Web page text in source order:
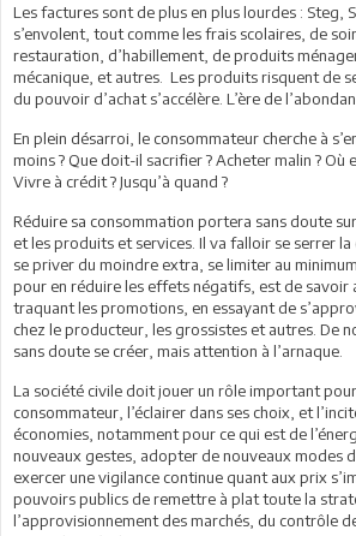
Les factures sont de plus en plus lourdes : Steg,
s’envolent, tout comme les frais scolaires, de
restauration, d’habillement, de produits
mécanique, et autres. Les produits risquent de
du pouvoir d’achat s’accélère. L’ère de
En plein désarroi, le consommateur cherche à
moins ? Que doit-il sacrifier ? Acheter malin ? Où
Vivre à crédit ? Jusqu’à quand ?
Réduire sa consommation portera sans doute
et les produits et services. Il va falloir se serrer la
se priver du moindre extra, se limiter au
pour en réduire les effets négatifs, est de savoir
traquant les promotions, en essayant de
chez le producteur, les grossistes et autres. De
sans doute se créer, mais attention à l’arnaque.
La société civile doit jouer un rôle important
consommateur, l’éclairer dans ses choix, et
économies, notamment pour ce qui est de
nouveaux gestes, adopter de nouveaux modes
exercer une vigilance continue quant aux prix
pouvoirs publics de remettre à plat toute la
l’approvisionnement des marchés, du contrôle